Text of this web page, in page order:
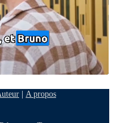
| A propos